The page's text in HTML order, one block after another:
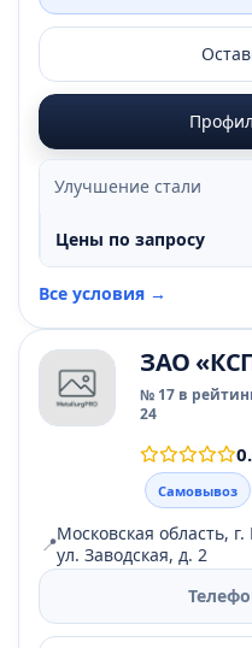
Улучшение стали
Цены по запросу
Все условия →
ЗАО
№ 17 в
24
Самовывоз
📍Московская область,
ул. Заводская, д. 2